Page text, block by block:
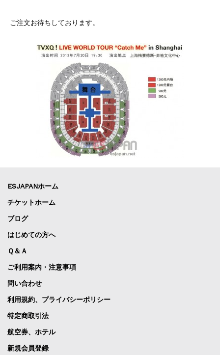
ご注文お待ちしております。
ESJAPANホーム
チケットホーム
ブログ
はじめての方へ
Ｑ＆Ａ
ご利用案内・注意事項
問い合わせ
利用規約、プライバシーポリシー
特定商取引法
航空券、ホテル
新規会員登録